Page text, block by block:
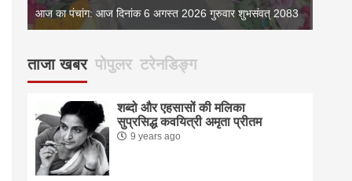
आज का पंचांग: आज दिनांक 6 अगस्त 2026 गुरुवार शुभसंवत् 2083
ताजा खबर पोपुलर टरेनडिङ्ग
शब्दो और एहसासों की मलिका
सुप्रसिद्ध कवयित्री अमृता प्रीतम
9 years ago